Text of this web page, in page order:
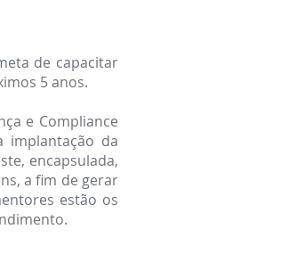
de capacitar
5 anos.
e Compliance
implantação da
encapsulada,
a fim de gerar
estão os